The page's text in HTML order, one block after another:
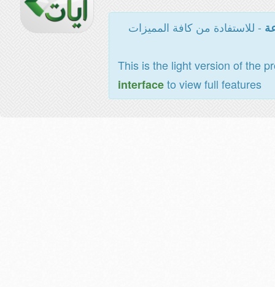
- للاستفادة من كافة المميزات
This is the light version of the
interfaceto view full features